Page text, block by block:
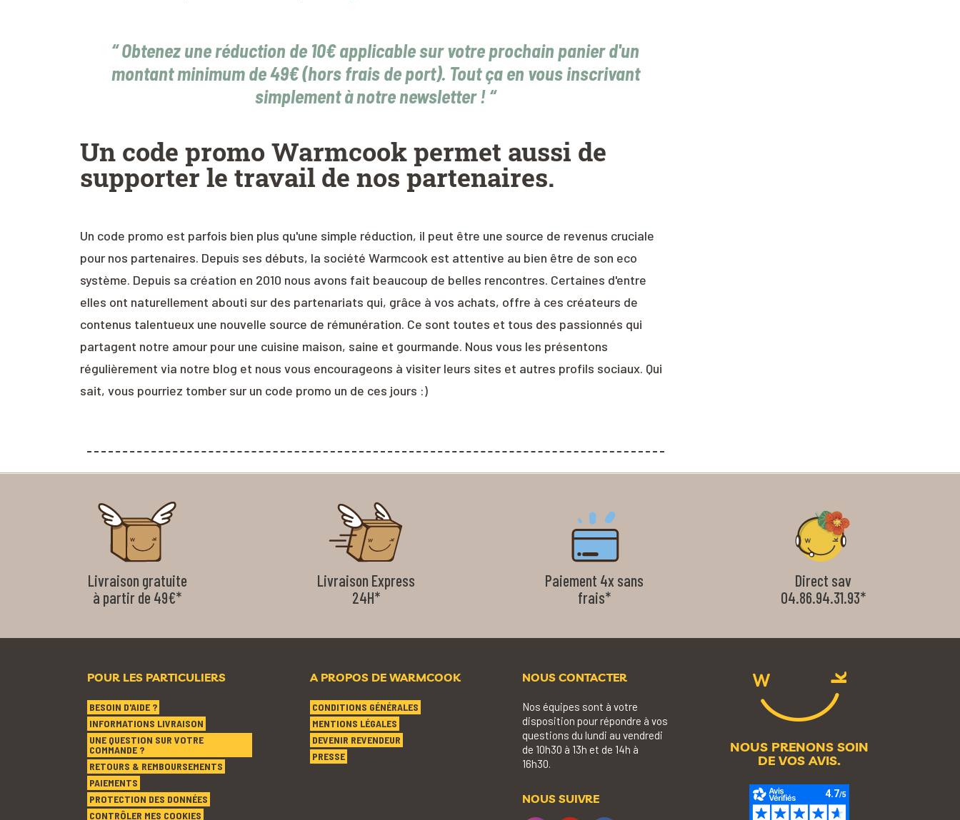
“ Obtenez une réduction de 10€ applicable sur votre prochain panier d'un
montant minimum de 49€ (hors frais de port). Tout ça en vous inscrivant
simplement à notre newsletter ! “
Un code promo Warmcook permet aussi de
supporter le travail de nos partenaires.
Un code promo est parfois bien plus qu'une simple réduction, il peut être une source de revenus cruciale
pour nos partenaires. Depuis ses débuts, la société Warmcook est attentive au bien être de son eco
système. Depuis sa création en 2010 nous avons fait beaucoup de belles rencontres. Certaines d'entre
elles ont naturellement abouti sur des partenariats qui, grâce à vos achats, offre à ces créateurs de
contenus talentueux une nouvelle source de rémunération. Ce sont toutes et tous des passionnés qui
partagent notre amour pour une cuisine maison, saine et gourmande. Nous vous les présentons
régulièrement via notre blog et nous vous encourageons à visiter leurs sites et autres profils sociaux. Qui
sait, vous pourriez tomber sur un code promo un de ces jours :)
Livraison gratuite
à partir de 49€*
Livraison Express
24H*
Paiement 4x sans
frais*
Direct sav
04.86.94.31.93*
POUR LES PARTICULIERS
BESOIN D'AIDE ?
INFORMATIONS LIVRAISON
UNE QUESTION SUR VOTRE
COMMANDE ?
RETOURS & REMBOURSEMENTS
PAIEMENTS
PROTECTION DES DONNÉES
CONTRÔLER MES COOKIES
A PROPOS DE WARMCOOK
CONDITIONS GÉNÉRALES
MENTIONS LÉGALES
DEVENIR REVENDEUR
PRESSE
NOUS CONTACTER
Nos équipes sont à votre
disposition pour répondre à vos
questions du lundi au vendredi
de 10h30 à 13h et de 14h à
16h30.
NOUS SUIVRE
NOUS PRENONS SOIN
DE VOS AVIS.